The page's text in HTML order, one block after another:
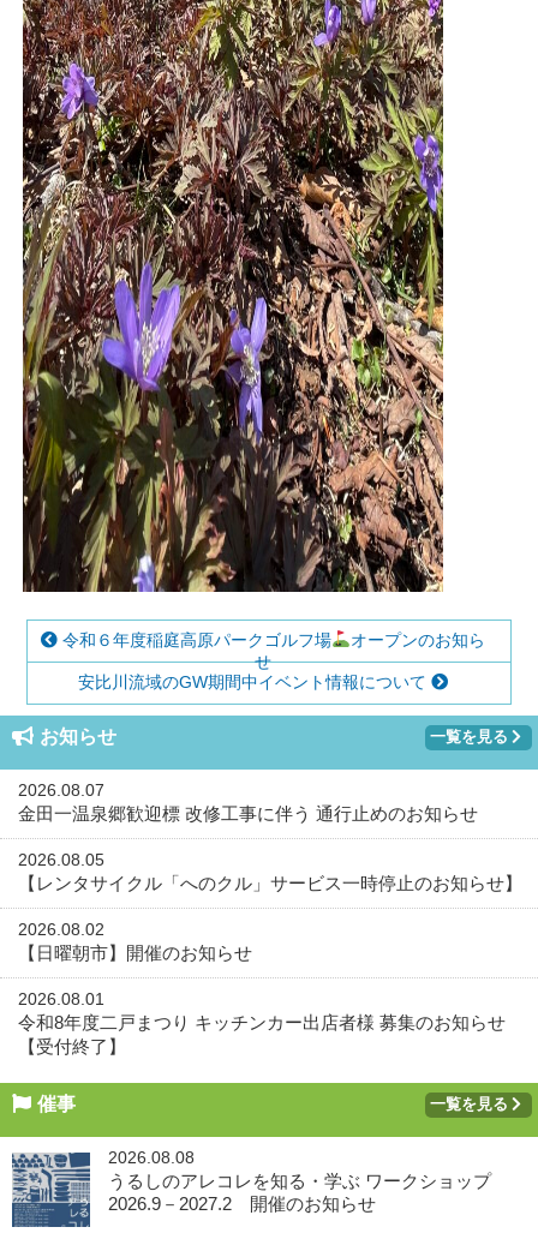
令和６年度稲庭高原パークゴルフ場
オープンのお知ら
せ
安比川流域のGW期間中イベント情報について
お知らせ 一覧を見る
2026.08.07
金田一温泉郷歓迎標 改修工事に伴う 通行止めのお知らせ
2026.08.05
【レンタサイクル「へのクル」サービス一時停止のお知らせ】
2026.08.02
【日曜朝市】開催のお知らせ
2026.08.01
令和8年度二戸まつり キッチンカー出店者様 募集のお知らせ
【受付終了】
催事 一覧を見る
2026.08.08
うるしのアレコレを知る・学ぶ ワークショップ
2026.9－2027.2 開催のお知らせ